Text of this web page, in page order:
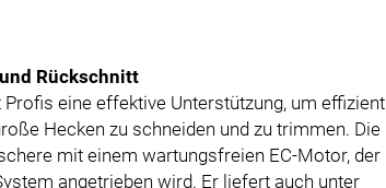
Rückschnitt
eine effektive Unterstützung, um effizient
Hecken zu schneiden und zu trimmen. Die
mit einem wartungsfreien EC-Motor, der
angetrieben wird. Er liefert auch unter